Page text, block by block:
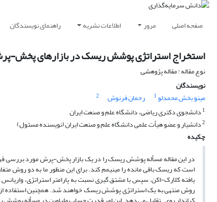
صفحه اصلی مرور اطلاعات نشریه راهنمای نویسندگان
استخراج استراتژی پوشش ریسک در بازارهای پخش-
نوع مقاله : مقاله پژوهشی
نویسندگان
مینو بخش محمدلو1 رحمان فرنوش
2
1 دانشجوی دکتری ریاضی، دانشگاه علم و صنعت ایران
2دانشیار و عضو هیأت علمی دانشگاه علم و صنعت ایران (نویسنده مسئول)
چکیده
در این مقاله مسأله پوشش ریسک را در یک بازار پخش-پرش مورد بررسی
است که ریسک باقی مانده را مینیمم کند. برای این منظور ما به دو روش
یافته کلارک-اکن. سپس با مشتق گیری نسبت به پارامتر استراتژی،
روش منتهی به یک استراتژی پوشش ریسک خواهند شد. همچنین استفاده